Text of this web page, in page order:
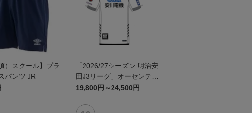
）スクール】プラ
パンツ JR
「2026/27シーズン 明治安
田J3リーグ」オーセンティ
ックユニフォームFP2nd
19,800円～24,500円